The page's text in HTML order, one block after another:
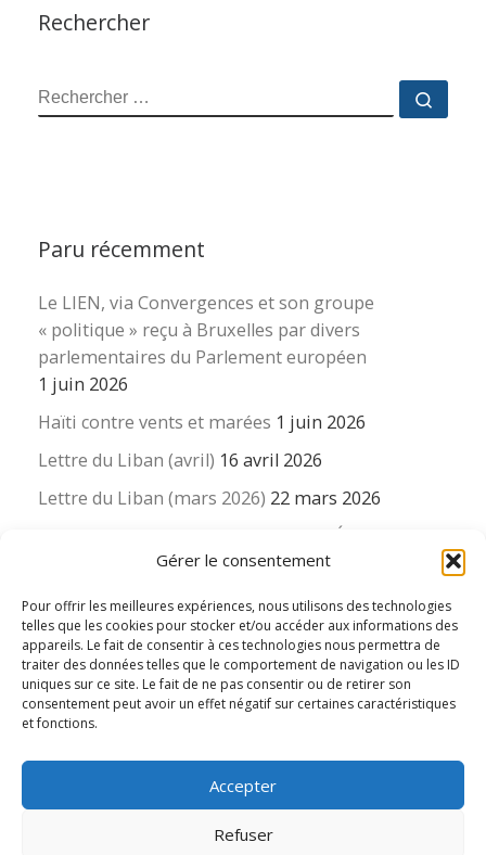
Gérer le consentement
Pour offrir les meilleures expériences, nous utilisons des technologies
telles que les cookies pour stocker et/ou accéder aux informations des
appareils. Le fait de consentir à ces technologies nous permettra de
traiter des données telles que le comportement de navigation ou les ID
uniques sur ce site. Le fait de ne pas consentir ou de retirer son
consentement peut avoir un effet négatif sur certaines caractéristiques
et fonctions.
Accepter
Refuser
Rechercher
RECHERCHER
Paru récemment
Le LIEN, via Convergences et son groupe
« politique » reçu à Bruxelles par divers
parlementaires du Parlement européen
1 juin 2026
Haïti contre vents et marées 1 juin 2026
Lettre du Liban (avril) 16 avril 2026
Lettre du Liban (mars 2026) 22 mars 2026
La revue « Educateur » décapitée ? L’Éducation
nouvelle et ses liens avec la revue du Syndicat
16 mars 2026
© 2026
– Tous
droits réservés